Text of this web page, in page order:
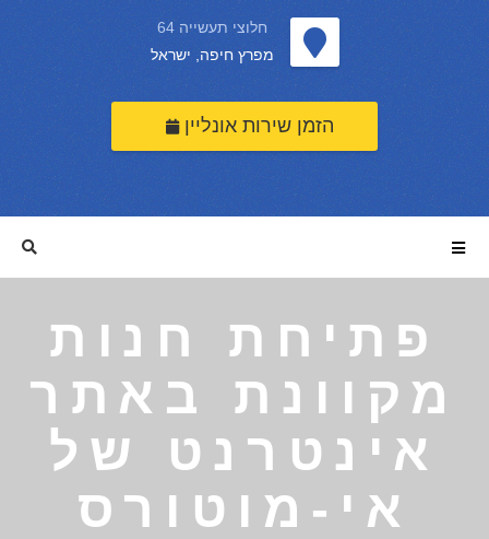
חלוצי תעשייה 64
מפרץ חיפה, ישראל
הזמן שירות אונליין
פתיחת חנות
מקוונת באתר
אינטרנט של
אי-מוטורס